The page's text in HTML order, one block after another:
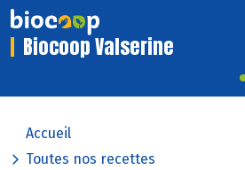
Biocoop Valserine
Accueil
Toutes nos recettes